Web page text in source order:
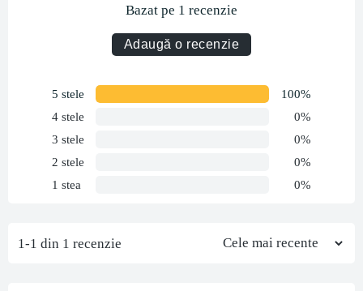
Bazat pe 1 recenzie
Adaugă o recenzie
5 stele
100%
4 stele
0%
3 stele
0%
2 stele
0%
1 stea
0%
1-1 din 1 recenzie